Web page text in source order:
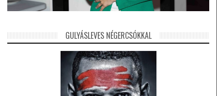
GULYÁSLEVES NÉGERCSÓKKAL